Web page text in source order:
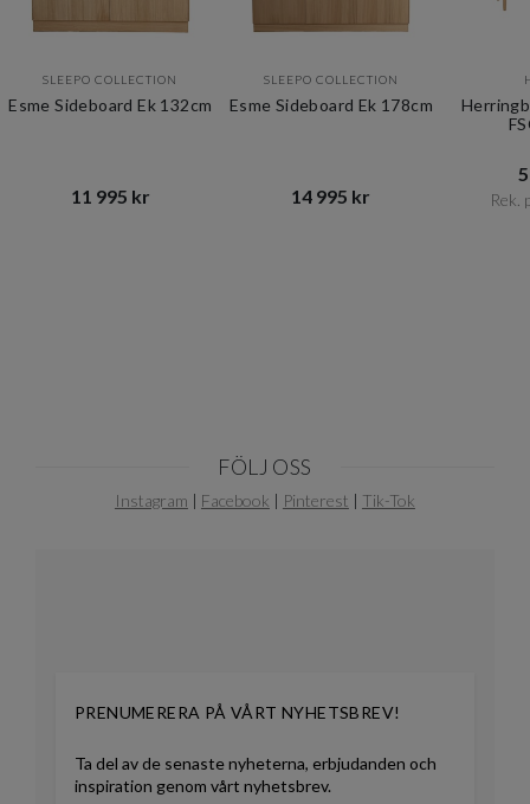
SLEEPO COLLECTION
Esme Sideboard Ek 132cm
11 995 kr​​
SLEEPO COLLECTION
Esme Sideboard Ek 178cm
14 995 kr​​
Rek.
FÖLJ OSS
Instagram | Facebook | Pinterest | Tik-Tok
PRENUMERERA PÅ VÅRT NYHETSBREV!
Ta del av de senaste nyheterna, erbjudanden och
inspiration genom vårt nyhetsbrev.